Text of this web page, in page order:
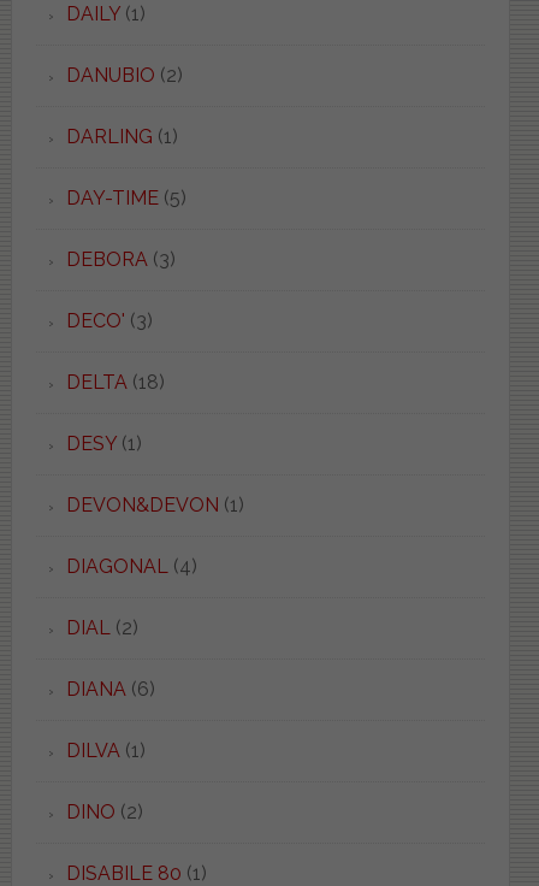
DAILY(1)
DANUBIO (2)
DARLING (1)
DAY-TIME(5)
DEBORA (3)
DECO' (3)
DELTA (18)
DESY(1)
DEVON&DEVON (1)
DIAGONAL (4)
DIAL (2)
DIANA (6)
DILVA (1)
DINO (2)
DISABILE 80 (1)